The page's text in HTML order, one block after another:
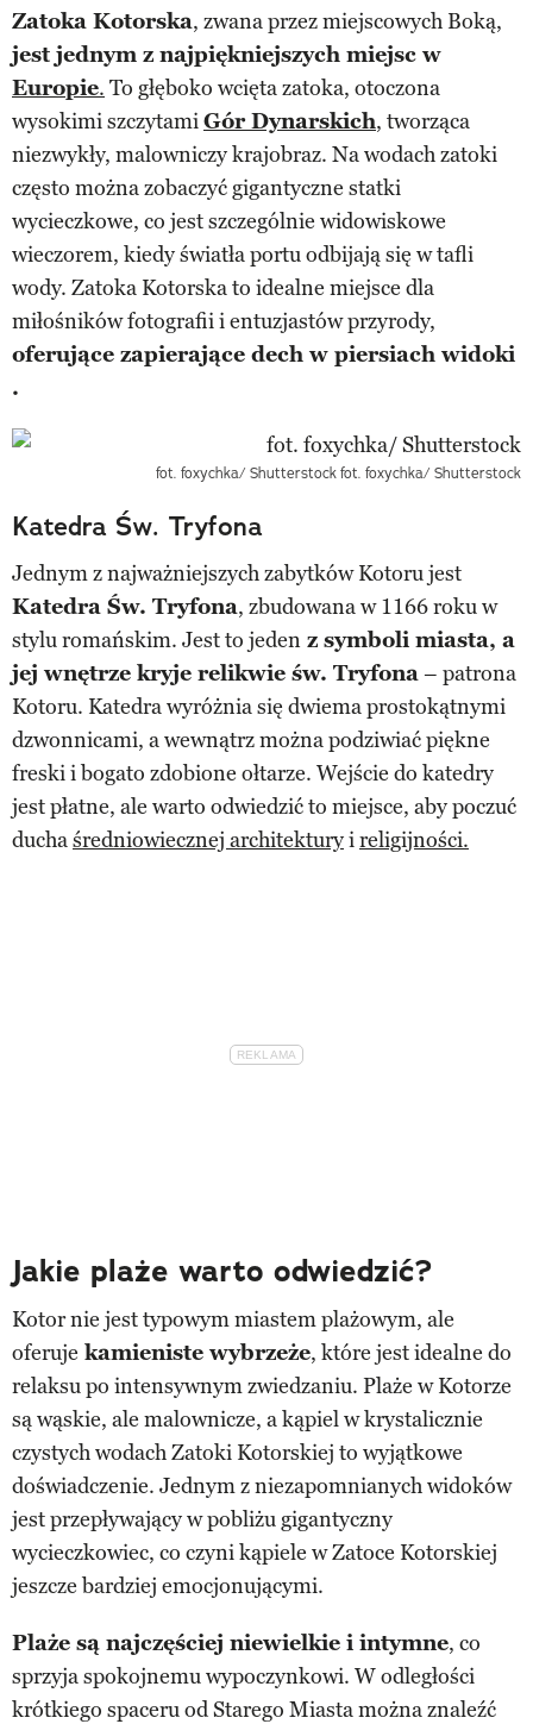
Zatoka Kotorska, zwana przez miejscowych Boką,
jest jednym z najpiękniejszych miejsc w
Europie. To głęboko wcięta zatoka, otoczona
wysokimi szczytamiGór Dynarskich, tworząca
niezwykły, malowniczy krajobraz. Na wodach zatoki
często można zobaczyć gigantyczne statki
wycieczkowe, co jest szczególnie widowiskowe
wieczorem, kiedy światła portu odbijają się w tafli
wody. Zatoka Kotorska to idealne miejsce dla
miłośników fotografii i entuzjastów przyrody,
oferujące zapierające dech w piersiach widoki​
.
fot. foxychka/ Shutterstock fot. foxychka/ Shutterstock
Katedra Św. Tryfona
Jednym z najważniejszych zabytków Kotoru jest
Katedra Św. Tryfona, zbudowana w 1166 roku w
stylu romańskim. Jest to jeden z symboli miasta, a
jej wnętrze kryje relikwie św. Tryfona– patrona
Kotoru. Katedra wyróżnia się dwiema prostokątnymi
dzwonnicami, a wewnątrz można podziwiać piękne
freski i bogato zdobione ołtarze. Wejście do katedry
jest płatne, ale warto odwiedzić to miejsce, aby poczuć
duchaśredniowiecznej architekturyireligijności​.
Jakie plaże warto odwiedzić?
Kotor nie jest typowym miastem plażowym, ale
oferuje kamieniste wybrzeże, które jest idealne do
relaksu po intensywnym zwiedzaniu. Plaże w Kotorze
są wąskie, ale malownicze, a kąpiel w krystalicznie
czystych wodach Zatoki Kotorskiej to wyjątkowe
doświadczenie. Jednym z niezapomnianych widoków
jest przepływający w pobliżu gigantyczny
wycieczkowiec, co czyni kąpiele w Zatoce Kotorskiej
jeszcze bardziej emocjonującymi​.
Plaże są najczęściej niewielkie i intymne, co
sprzyja spokojnemu wypoczynkowi. W odległości
krótkiego spaceru od Starego Miasta można znaleźć